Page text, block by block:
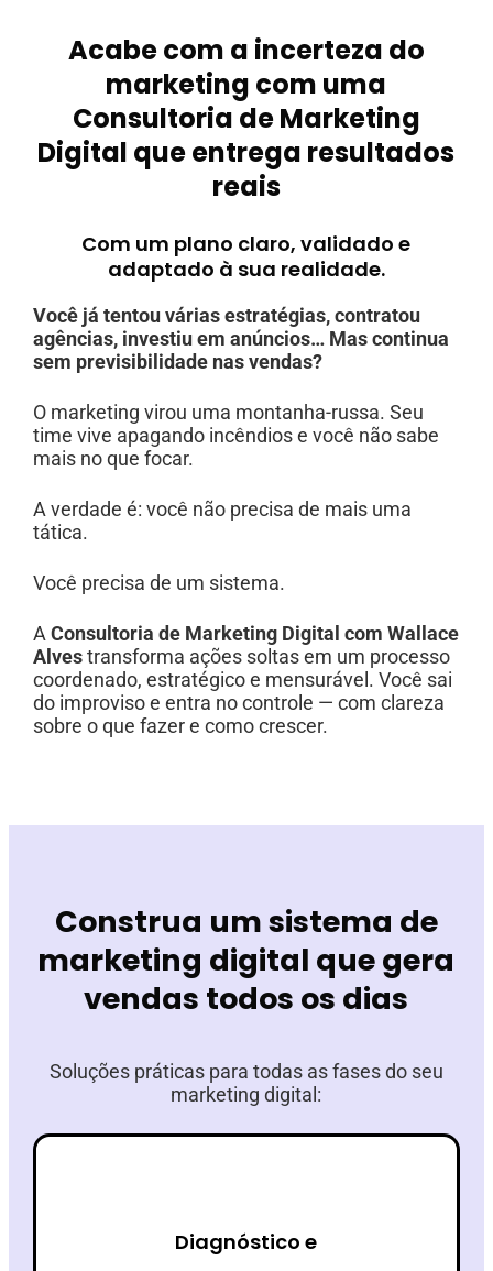
Acabe com a incerteza do
marketing com uma
Consultoria de Marketing
Digital que entrega resultados
reais
Com um plano claro, validado e
adaptado à sua realidade.
Você já tentou várias estratégias, contratou
agências, investiu em anúncios… Mas continua
sem previsibilidade nas vendas?
O marketing virou uma montanha-russa. Seu
time vive apagando incêndios e você não sabe
mais no que focar.
A verdade é: você não precisa de mais uma
tática.
Você precisa de um sistema.
A Consultoria de Marketing Digital com Wallace
Alvestransforma ações soltas em um processo
coordenado, estratégico e mensurável. Você sai
do improviso e entra no controle — com clareza
sobre o que fazer e como crescer.
Construa um sistema de
marketing digital que gera
vendas todos os dias
Soluções práticas para todas as fases do seu
marketing digital:
Diagnóstico e